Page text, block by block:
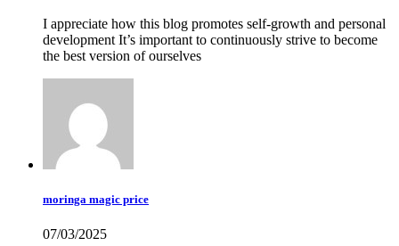
I appreciate how this blog promotes self-growth and personal
development It’s important to continuously strive to become
the best version of ourselves
moringa magic price
07/03/2025